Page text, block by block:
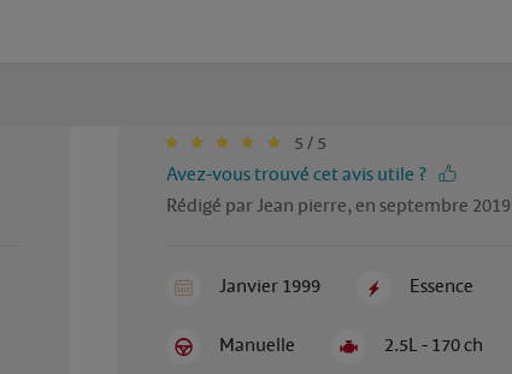
5 / 5
Avez-vous trouvé cet avis utile ?
Rédigé par Jean pierre, en septembre 2019
Janvier 1999 Essence
Manuelle 2.5L - 170 ch